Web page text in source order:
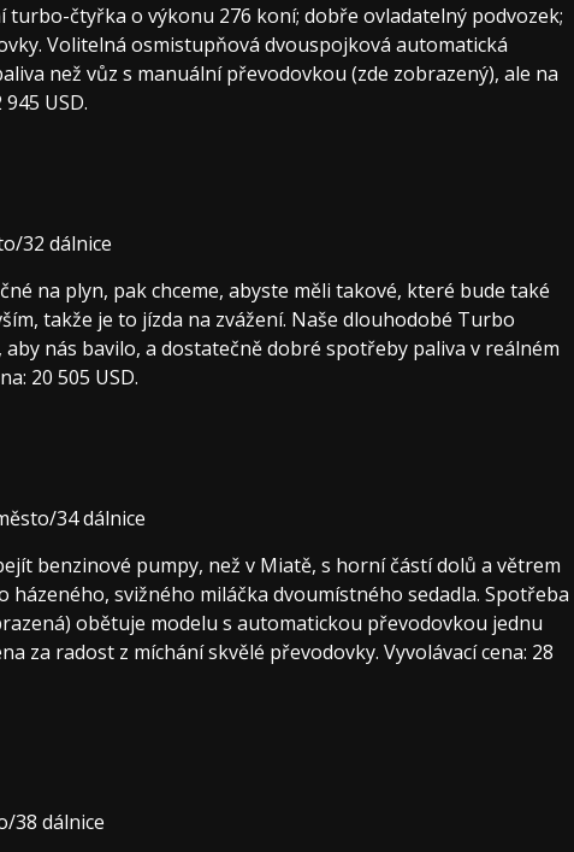
turbo-čtyřka o výkonu 276 koní; dobře ovladatelný podvozek;
Volitelná osmistupňová dvouspojková automatická
než vůz s manuální převodovkou (zde zobrazený), ale na
USD.
32 dálnice
na plyn, pak chceme, abyste měli takové, které bude také
takže je to jízda na zvážení. Naše dlouhodobé Turbo
nás bavilo, a dostatečně dobré spotřeby paliva v reálném
20 505 USD.
34 dálnice
benzinové pumpy, než v Miatě, s horní částí dolů a větrem
házeného, ​​​​svižného miláčka dvoumístného sedadla. Spotřeba
obětuje modelu s automatickou převodovkou jednu
za radost z míchání skvělé převodovky. Vyvolávací cena: 28
38 dálnice